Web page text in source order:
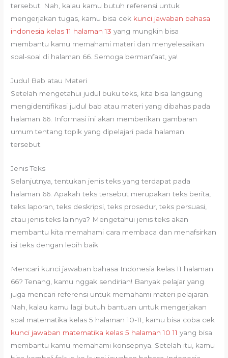
tersebut. Nah, kalau kamu butuh referensi untuk
mengerjakan tugas, kamu bisa cek kunci jawaban bahasa
indonesia kelas 11 halaman 13 yang mungkin bisa
membantu kamu memahami materi dan menyelesaikan
soal-soal di halaman 66. Semoga bermanfaat, ya!
Judul Bab atau Materi
Setelah mengetahui judul buku teks, kita bisa langsung
mengidentifikasi judul bab atau materi yang dibahas pada
halaman 66. Informasi ini akan memberikan gambaran
umum tentang topik yang dipelajari pada halaman
tersebut.
Jenis Teks
Selanjutnya, tentukan jenis teks yang terdapat pada
halaman 66. Apakah teks tersebut merupakan teks berita,
teks laporan, teks deskripsi, teks prosedur, teks persuasi,
atau jenis teks lainnya? Mengetahui jenis teks akan
membantu kita memahami cara membaca dan menafsirkan
isi teks dengan lebih baik.
Mencari kunci jawaban bahasa Indonesia kelas 11 halaman
66? Tenang, kamu nggak sendirian! Banyak pelajar yang
juga mencari referensi untuk memahami materi pelajaran.
Nah, kalau kamu lagi butuh bantuan untuk mengerjakan
soal matematika kelas 5 halaman 10-11, kamu bisa coba cek
kunci jawaban matematika kelas 5 halaman 10 11 yang bisa
membantu kamu memahami konsepnya. Setelah itu, kamu